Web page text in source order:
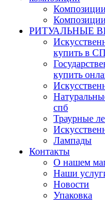
РИТУАЛЬНЫЕ
купить в
купить
спб
Траурные
Лампады
Контакты
О нашем
Наши
Новости
Упаковка